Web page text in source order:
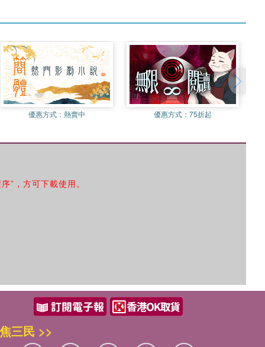
優惠方式： 熱賣中 優惠方式：75折起
”，方可下載使用。
三民 >>